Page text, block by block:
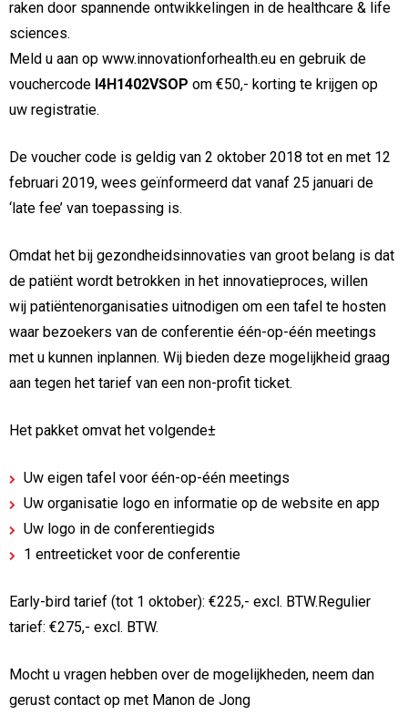
raken door spannende ontwikkelingen in de healthcare & life
sciences.
Meld u aan op www.innovationforhealth.eu en gebruik de
vouchercode I4H1402VSOP om €50,- korting te krijgen op
uw registratie.
De voucher code is geldig van 2 oktober 2018 tot en met 12
februari 2019, wees geïnformeerd dat vanaf 25 januari de
‘late fee’ van toepassing is.
Omdat het bij gezondheidsinnovaties van groot belang is dat
de patiënt wordt betrokken in het innovatieproces, willen
wij patiëntenorganisaties uitnodigen om een tafel te hosten
waar bezoekers van de conferentie één-op-één meetings
met u kunnen inplannen. Wij bieden deze mogelijkheid graag
aan tegen het tarief van een non-profit ticket.
Het pakket omvat het volgende±
Uw eigen tafel voor één-op-één meetings
Uw organisatie logo en informatie op de website en app
Uw logo in de conferentiegids
1 entreeticket voor de conferentie
Early-bird tarief (tot 1 oktober): €225,- excl. BTW.Regulier
tarief: €275,- excl. BTW.
Mocht u vragen hebben over de mogelijkheden, neem dan
gerust contact op met Manon de Jong